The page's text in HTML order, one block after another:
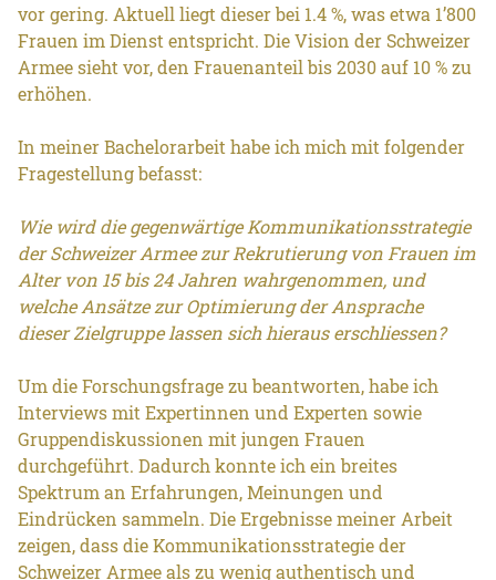
vor gering. Aktuell liegt dieser bei 1.4 %, was etwa 1’800
Frauen im Dienst entspricht. Die Vision der Schweizer
Armee sieht vor, den Frauenanteil bis 2030 auf 10 % zu
erhöhen.
In meiner Bachelorarbeit habe ich mich mit folgender
Fragestellung befasst:
Wie wird die gegenwärtige Kommunikationsstrategie
der Schweizer Armee zur Rekrutierung von Frauen im
Alter von 15 bis 24 Jahren wahrgenommen, und
welche Ansätze zur Optimierung der Ansprache
dieser Zielgruppe lassen sich hieraus erschliessen?
Um die Forschungsfrage zu beantworten, habe ich
Interviews mit Expertinnen und Experten sowie
Gruppendiskussionen mit jungen Frauen
durchgeführt. Dadurch konnte ich ein breites
Spektrum an Erfahrungen, Meinungen und
Eindrücken sammeln. Die Ergebnisse meiner Arbeit
zeigen, dass die Kommunikationsstrategie der
Schweizer Armee als zu wenig authentisch und